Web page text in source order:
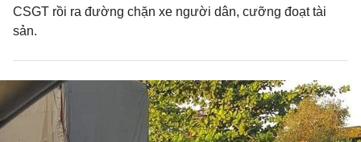
CSGT rồi ra đường chặn xe người dân, cưỡng đoạt tài
sản.